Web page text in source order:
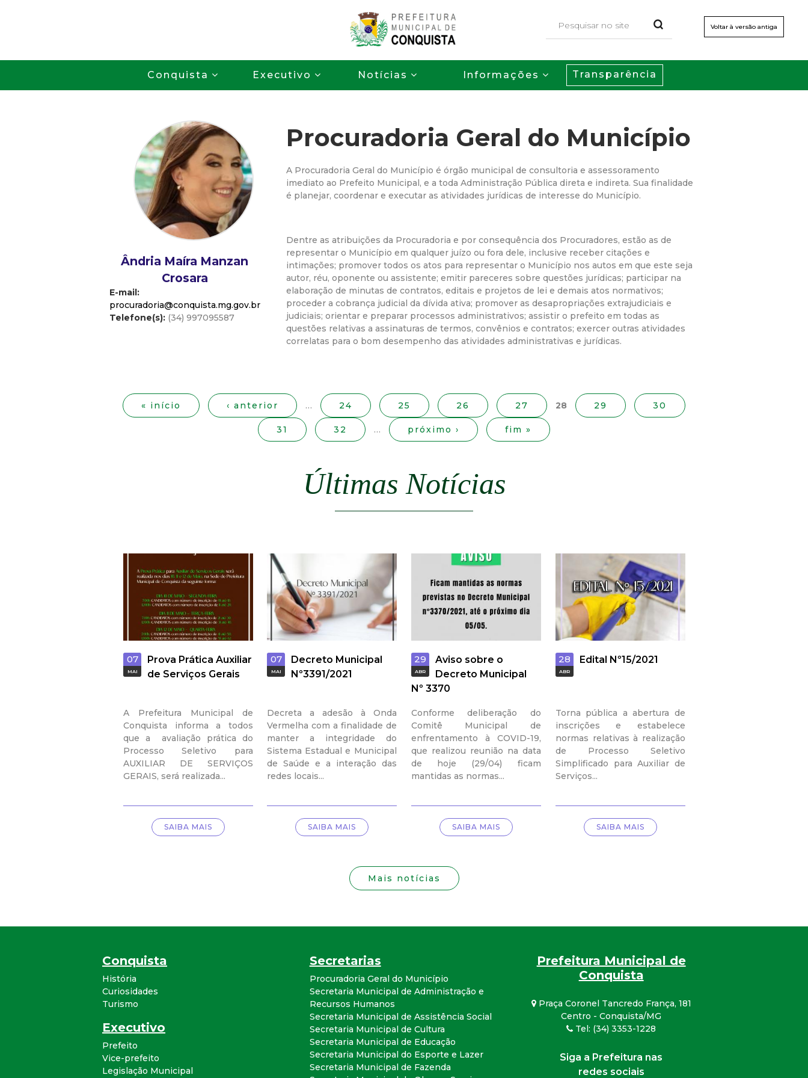
para
o
conteúdo
principal
Voltar à versão antiga
P
r
f
e
i
t
u
r
a
M
n
c
i
l
d
e
C
n
q
u
i
s
M
G
Conquista Executivo Notícias Informações Transparência
Procuradoria Geral do Município
A Procuradoria Geral do Município é órgão municipal de consultoria e assessoramento
imediato ao Prefeito Municipal, e a toda Administração Pública direta e indireta. Sua finalidade
é planejar, coordenar e executar as atividades jurídicas de interesse do Município.
Dentre as atribuições da Procuradoria e por consequência dos Procuradores, estão as de
representar o Município em qualquer juízo ou fora dele, inclusive receber citações e
intimações; promover todos os atos para representar o Município nos autos em que este seja
autor, réu, oponente ou assistente; emitir pareceres sobre questões jurídicas; participar na
elaboração de minutas de contratos, editais e projetos de lei e demais atos normativos;
proceder a cobrança judicial da dívida ativa; promover as desapropriações extrajudiciais e
judiciais; orientar e preparar processos administrativos; assistir o prefeito em todas as
questões relativas a assinaturas de termos, convênios e contratos; exercer outras atividades
correlatas para o bom desempenho das atividades administrativas e jurídicas.
Ândria Maíra Manzan
Crosara
E-mail:
procuradoria@conquista.mg.gov.br
Telefone(s): (34) 997095587
« início ‹ anterior … 24 25 26 27 28 29 30
31 32 … próximo › fim »
Últimas Notícias
07
MAI
Prova Prática Auxiliar
de Serviços Gerais
A Prefeitura Municipal de
Conquista informa a todos
que a avaliação prática do
Processo Seletivo para
AUXILIAR DE SERVIÇOS
GERAIS, será realizada...
SAIBA MAIS
07
MAI
Decreto Municipal
Nº3391/2021
Decreta a adesão à Onda
Vermelha com a finalidade de
manter a integridade do
Sistema Estadual e Municipal
de Saúde e a interação das
redes locais...
SAIBA MAIS
29
ABR
Aviso sobre o
Decreto Municipal
Nº 3370
Conforme deliberação do
Comitê Municipal de
enfrentamento à COVID-19,
que realizou reunião na data
de hoje (29/04) ficam
mantidas as normas...
SAIBA MAIS
28
ABR
Edital Nº15/2021
Torna pública a abertura de
inscrições e estabelece
normas relativas à realização
de Processo Seletivo
Simplificado para Auxiliar de
Serviços...
SAIBA MAIS
Mais notícias
Conquista
História
Curiosidades
Turismo
Executivo
Prefeito
Vice-prefeito
Legislação Municipal
Secretarias
Procuradoria Geral do Município
Secretaria Municipal de Administração e
Recursos Humanos
Secretaria Municipal de Assistência Social
Secretaria Municipal de Cultura
Secretaria Municipal de Educação
Secretaria Municipal do Esporte e Lazer
Secretaria Municipal de Fazenda
Prefeitura Municipal de
Conquista
Praça Coronel Tancredo França, 181
Centro - Conquista/MG
Tel: (34) 3353-1228
Siga a Prefeitura nas
redes sociais